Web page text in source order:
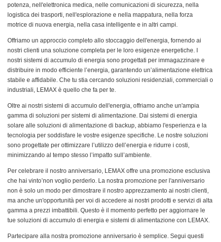
potenza, nell'elettronica medica, nelle comunicazioni di sicurezza, nella
logistica dei trasporti, nell'esplorazione e nella mappatura, nella forza
motrice di nuova energia, nella casa intelligente e in altri campi.
Offriamo un approccio completo allo stoccaggio dell'energia, fornendo ai
nostri clienti una soluzione completa per le loro esigenze energetiche. I
nostri sistemi di accumulo di energia sono progettati per immagazzinare e
distribuire in modo efficiente l’energia, garantendo un’alimentazione elettrica
stabile e affidabile. Che tu stia cercando soluzioni residenziali, commerciali o
industriali, LEMAX è quello che fa per te.
Oltre ai nostri sistemi di accumulo dell'energia, offriamo anche un'ampia
gamma di soluzioni per sistemi di alimentazione. Dai sistemi di energia
solare alle soluzioni di alimentazione di backup, abbiamo l'esperienza e la
tecnologia per soddisfare le vostre esigenze specifiche. Le nostre soluzioni
sono progettate per ottimizzare l’utilizzo dell’energia e ridurre i costi,
minimizzando al tempo stesso l’impatto sull’ambiente.
Per celebrare il nostro anniversario, LEMAX offre una promozione esclusiva
che hai vinto’non voglio perderlo. La nostra promozione per l'anniversario
non è solo un modo per dimostrare il nostro apprezzamento ai nostri clienti,
ma anche un'opportunità per voi di accedere ai nostri prodotti e servizi di alta
gamma a prezzi imbattibili. Questo è il momento perfetto per aggiornare le
tue soluzioni di accumulo di energia e sistemi di alimentazione con LEMAX.
Partecipare alla nostra promozione anniversario è semplice. Segui questi